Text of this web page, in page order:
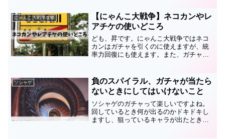
ャラ名のリンク先より確認できます。戦
国武神バサラーズガチャの超...
にゃんこ大戦争攻略
【にゃんこ大戦争】ネコカンやレ
アチケの使いどころ
ども、昇です。にゃんこ大戦争ではネコ
カンはガチャを引くのに使えますが、統
率力回復にも使えます。また、ガチャを
のがいいかご存じでしょうか？このペー
ジではネコカンやレアチケ...
ソシャゲ
負のスパイラル、ガチャが当たら
ないときにしてはいけないこと
ソシャゲのガチャって楽しいですよね。
回しているとき何が出るのかドキドキし
ますし、狙っているキャラが出たとき多